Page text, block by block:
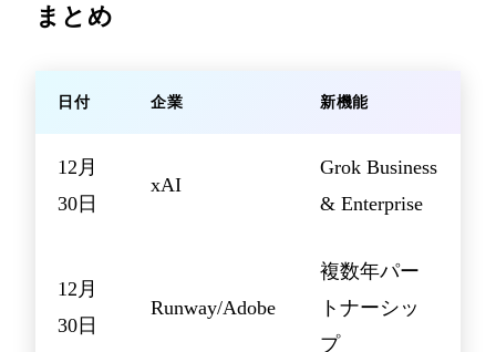
まとめ
日付 企業 新機能
12月
30日
xAI
Grok Business
& Enterprise
12月
30日
Runway/Adobe
複数年パー
トナーシッ
プ